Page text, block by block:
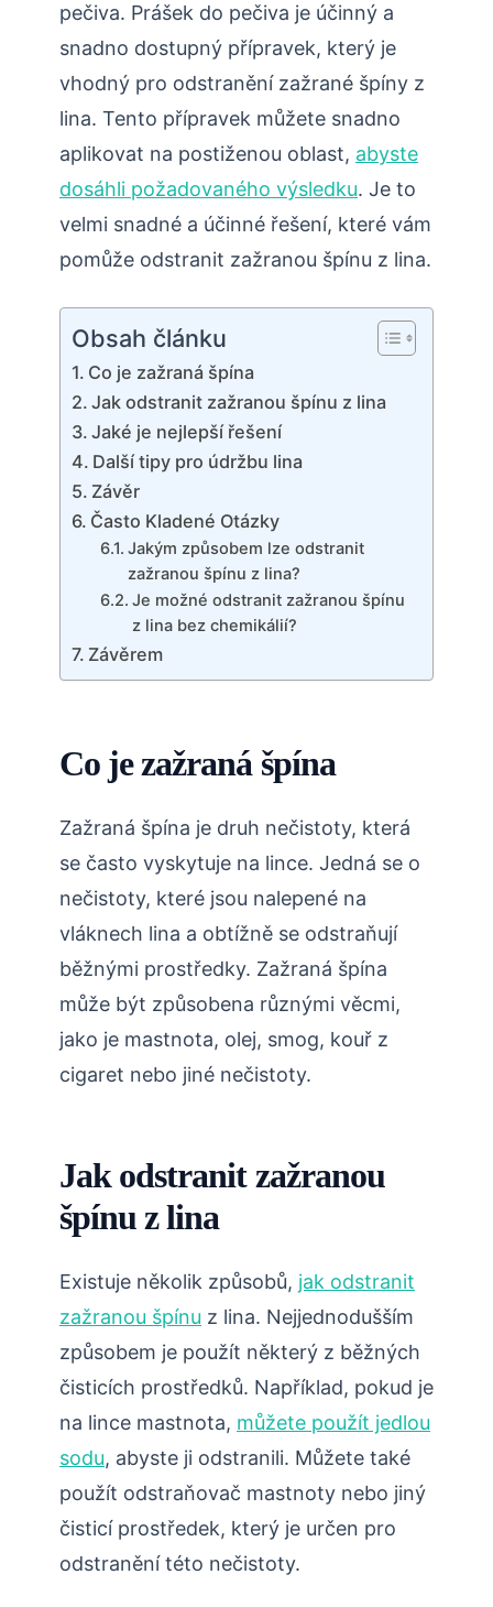
pečiva. Prášek do pečiva je účinný a
snadno dostupný přípravek, který je
vhodný pro odstranění zažrané špíny z
lina. Tento přípravek můžete snadno
aplikovat na postiženou oblast, abyste
dosáhli požadovaného výsledku. Je to
velmi snadné a účinné řešení, které vám
pomůže odstranit zažranou špínu z lina.
Obsah článku
Co je zažraná špína
Jak odstranit zažranou špínu z lina
Jaké je nejlepší řešení
Další tipy pro údržbu lina
Závěr
Často Kladené Otázky
Jakým způsobem lze odstranit
zažranou špínu z lina?
Je možné odstranit zažranou špínu
z lina bez chemikálií?
Závěrem
Co je zažraná špína
Zažraná špína je druh nečistoty, která
se často vyskytuje na lince. Jedná se o
nečistoty, které jsou nalepené na
vláknech lina a obtížně se odstraňují
běžnými prostředky. Zažraná špína
může být způsobena různými věcmi,
jako je mastnota, olej, smog, kouř z
cigaret nebo jiné nečistoty.
Jak odstranit zažranou
špínu z lina
Existuje několik způsobů, jak odstranit
zažranou špínu z lina. Nejjednodušším
způsobem je použít některý z běžných
čisticích prostředků. Například, pokud je
na lince mastnota, můžete použít jedlou
sodu, abyste ji odstranili. Můžete také
použít odstraňovač mastnoty nebo jiný
čisticí prostředek, který je určen pro
odstranění této nečistoty.